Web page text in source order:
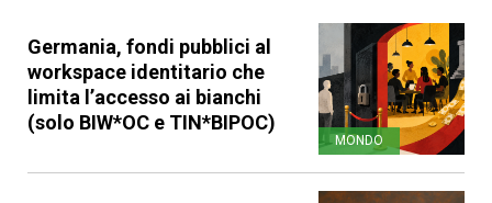
Germania, fondi pubblici al
workspace identitario che
limita l’accesso ai bianchi
(solo BIW*OC e TIN*BIPOC)
MONDO